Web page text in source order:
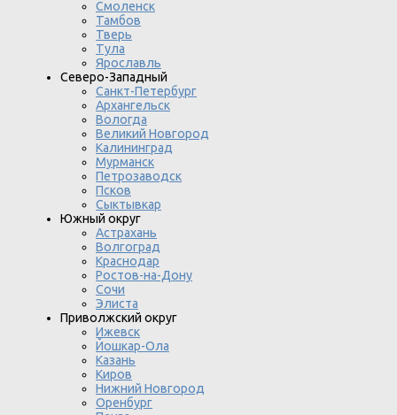
Смоленск
Тамбов
Тверь
Тула
Ярославль
Северо-Западный
Санкт-Петербург
Архангельск
Вологда
Великий Новгород
Калининград
Мурманск
Петрозаводск
Псков
Сыктывкар
Южный округ
Астрахань
Волгоград
Краснодар
Ростов-на-Дону
Сочи
Элиста
Приволжский округ
Ижевск
Йошкар-Ола
Казань
Киров
Нижний Новгород
Оренбург